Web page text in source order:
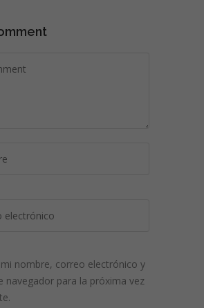
nombre, correo electrónico y
navegador para la próxima vez